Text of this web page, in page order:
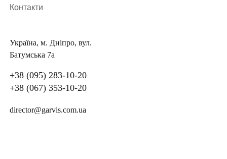
Контакти
Україна, м. Дніпро, вул.
Батумська 7а
+38 (095) 283-10-20
+38 (067) 353-10-20
director@garvis.com.ua